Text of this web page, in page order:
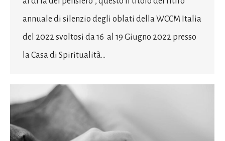
annuale di silenzio degli oblati della WCCM Italia
del 2022 svoltosi da 16 al 19 Giugno 2022 presso
la Casa di Spiritualità…